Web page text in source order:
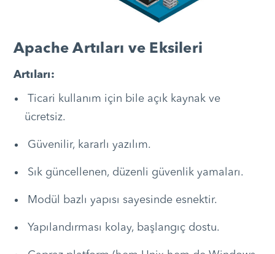
Apache Artıları ve Eksileri
Artıları:
Ticari kullanım için bile açık kaynak ve
ücretsiz.
Güvenilir, kararlı yazılım.
Sık güncellenen, düzenli güvenlik yamaları.
Modül bazlı yapısı sayesinde esnektir.
Yapılandırması kolay, başlangıç ​​dostu.